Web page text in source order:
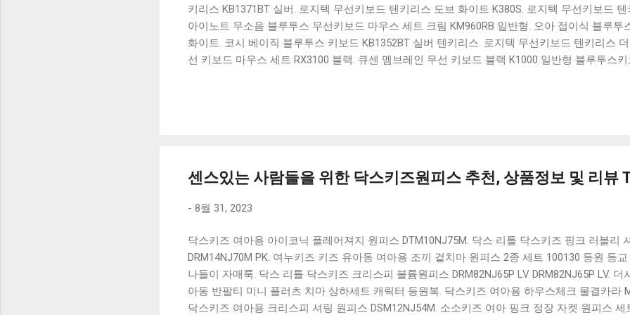
키리스 KB1371BT 실버. 로지텍 무선키보드 텐키리스 도브 화이트 K380S. 로지텍 무선키보드
아이노트 무소음 블루투스 무선키보드 마우스 세트 크림 KM960RB 일반형. 오아 접이식 블루투
화이트. 코시 베이직 블루투스 키보드 KB1352BT 실버 텐키리스. 로지텍 무선키보드 텐키리스
선 키보드 마우스 세트 RX3100 블랙. 큐센 멤브레인 무선 키보드 블랙 K1000 일반형 블루투스
센스있는 사람들을 위한 닥스키즈원피스 추천, 상품정보 및 리뷰
- 8월 31, 2023
닥스키즈 여아용 아이코닉 플레어져지 원피스 DTM10NJ75M. 닥스 리틀 닥스키즈 핑크 러블리
DRM14NJ70M PK. 여누키즈 키즈 유아동 여아용 조끼 겉치마 원피스 2종 세트 100130 등원 등
나들이 자매룩. 닥스 리틀 닥스키즈 크리스피 볼륨원피스 DRM82NJ65P LV DRM82NJ65P LV.
아동 반팔티 미니 플러츠 치마 상하세트 캐릭터 등원복. 닥스키즈 여아용 하우스체크 물결카라
닥스키즈 여아용 크리스피 셔링 원피스 DSM12NJ54M. 소소키즈 여아 핑크 정장 자켓 원피스